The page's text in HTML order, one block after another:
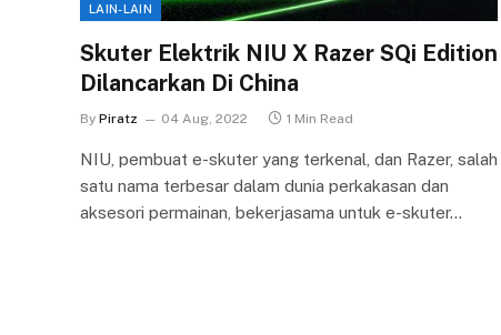
LAIN-LAIN
Skuter Elektrik NIU X Razer SQi Edition
Dilancarkan Di China
By Piratz 04 Aug, 2022 1 Min Read
NIU, pembuat e-skuter yang terkenal, dan Razer, salah
satu nama terbesar dalam dunia perkakasan dan
aksesori permainan, bekerjasama untuk e-skuter…